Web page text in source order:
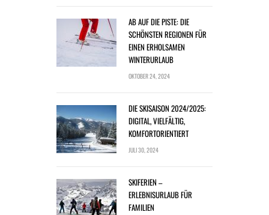
AB AUF DIE PISTE: DIE
SCHÖNSTEN REGIONEN FÜR
EINEN ERHOLSAMEN
WINTERURLAUB
OKTOBER 24, 2024
DIE SKISAISON 2024/2025:
DIGITAL, VIELFÄLTIG,
KOMFORTORIENTIERT
JULI 30, 2024
SKIFERIEN –
ERLEBNISURLAUB FÜR
FAMILIEN